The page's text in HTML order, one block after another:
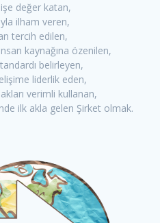
işe değer katan,
ilham veren,
tercih edilen,
kaynağına özenilen,
belirleyen,
liderlik eden,
verimli kullanan,
ilk akla gelen Şirket olmak.